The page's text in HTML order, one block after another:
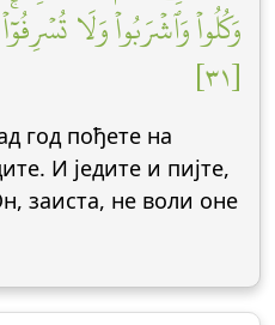
وَكُلُواْ وَٱشۡرَبُواْ وَلَا
[٣١]
год пођете на
И једите и пијте,
заиста, не воли оне